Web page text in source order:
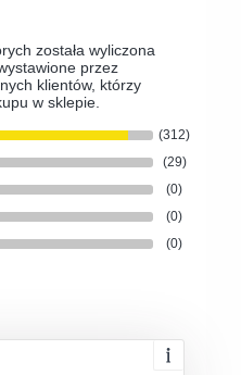
została wyliczona
przez
klientów, którzy
w sklepie.
(312)
(29)
(0)
(0)
(0)